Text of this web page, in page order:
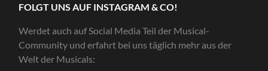
FOLGT UNS AUF INSTAGRAM & CO!
Werdet auch auf Social Media Teil der Musical-
Community und erfahrt bei uns täglich mehr aus der
Welt der Musicals: